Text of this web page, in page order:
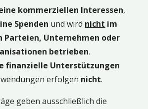
kommerziellen Interessen,
Spenden und wird nicht im
Parteien, Unternehmen oder
betrieben.
finanzielle Unterstützungen
erfolgen nicht.
geben ausschließlich die